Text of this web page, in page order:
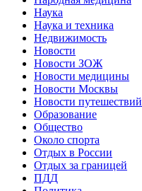
Наука
Наука и техника
Недвижимость
Новости
Новости ЗОЖ
Новости медицины
Новости Москвы
Новости путешествий
Образование
Общество
Около спорта
Отдых в России
Отдых за границей
ПДД